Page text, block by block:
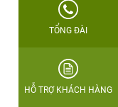
TỔNG ĐÀI
HỖ TRỢ KHÁCH HÀNG